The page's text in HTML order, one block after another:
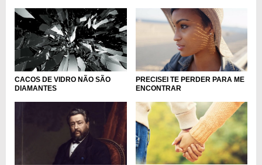
CACOS DE VIDRO NÃO SÃO
DIAMANTES
PRECISEI TE PERDER PARA ME
ENCONTRAR